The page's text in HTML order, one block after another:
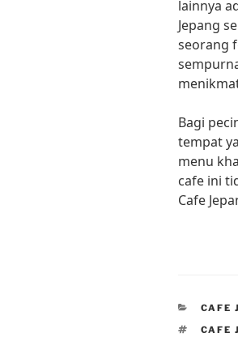
lainnya
Jepang
seorang
Bagi
tempat
menu
cafe ini
Cafe
CAFE
TAGS
CAFE